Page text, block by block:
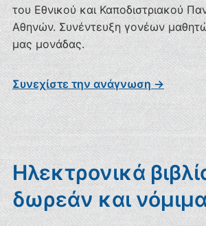
του Εθνικού και Καποδιστριακού
Αθηνών. Συνέντευξη γονέων
μας μονάδας.
Συνεχίστε την ανάγνωση →
Ηλεκτρονικά
δωρεάν και νόμιμα